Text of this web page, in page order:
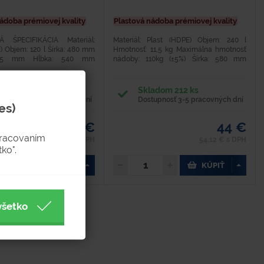
prémiovej kvality
ŠPECIFIKÁCIA Materiál:
Objem: 120 l Šírka: 480 mm
mm Hĺbka: 540 mm
kg - Maximálna hmotnosť
3-5 pracovných dní
32 €
Plastová nádoba prémiovej kvality
Materiál: Plast (HDPE) Objem: 240 l
Hmotnosť: 11,5 kg Maximálna hmotnosť
nádoby: 110kg (±5%) Šírka: 580 mm
Skladom 212 ks
Dostupnosť 3-5 pracovných dní
44 €
KÚPIŤ